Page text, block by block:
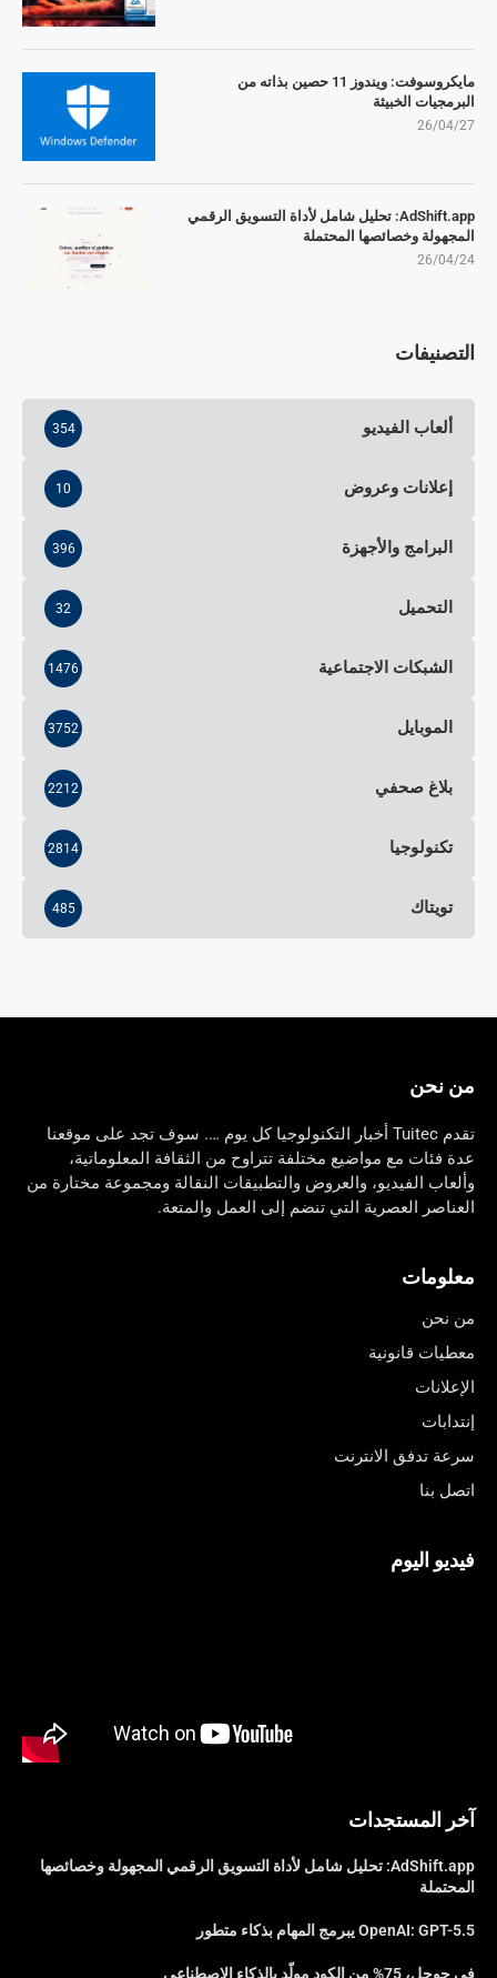
مايكروسوفت: ويندوز 11 حصين بذاته من
البرمجيات الخبيثة
26/04/27
AdShift.app: تحليل شامل لأداة التسويق الرقمي
المجهولة وخصائصها المحتملة
26/04/24
التصنيفات
ألعاب الفيديو 354
إعلانات وعروض 10
البرامج والأجهزة 396
التحميل 32
الشبكات الاجتماعية 1476
الموبايل 3752
بلاغ صحفي 2212
تكنولوجيا 2814
تويتاك 485
من نحن
تقدم Tuitec أخبار التكنولوجيا كل يوم …. سوف تجد على موقعنا
عدة فئات مع مواضيع مختلفة تتراوح من الثقافة المعلوماتية،
وألعاب الفيديو، والعروض والتطبيقات النقالة ومجموعة مختارة من
العناصر العصرية التي تنضم إلى العمل والمتعة.
معلومات
من نحن
معطيات قانونية
الإعلانات
إنتدابات
سرعة تدفق الانترنت
اتصل بنا
فيديو اليوم
آخر المستجدات
AdShift.app: تحليل شامل لأداة التسويق الرقمي المجهولة وخصائصها
المحتملة
OpenAI: GPT-5.5 يبرمج المهام بذكاء متطور
في جوجل، 75% من الكود مولّد بالذكاء الاصطناعي